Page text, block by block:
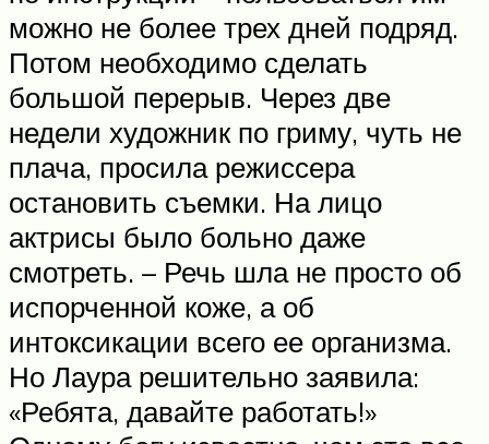
можно не более трех дней подряд.
Потом необходимо сделать
большой перерыв. Через две
недели художник по гриму, чуть не
плача, просила режиссера
остановить съемки. На лицо
актрисы было больно даже
смотреть. – Речь шла не просто об
испорченной коже, а об
интоксикации всего ее организма.
Но Лаура решительно заявила:
«Ребята, давайте работать!»